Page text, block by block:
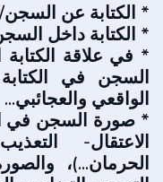
* الكتابة عن
* الكتابة داخل
* في علاقة الكتابة
السجن في
الواقعي والعجائبي...
* صورة السجن في
الاعتقال-
الحرمان...)،